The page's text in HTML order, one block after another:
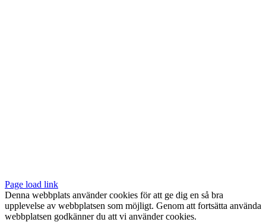
Page load link
Denna webbplats använder cookies för att ge dig en så bra
upplevelse av webbplatsen som möjligt. Genom att fortsätta använda
webbplatsen godkänner du att vi använder cookies.